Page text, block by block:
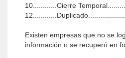
10............Cierre
Existen empresas que no se
información o se recuperó en